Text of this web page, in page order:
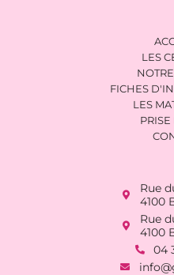
LES
FICHES
LES
Rue
4100
Rue
4100
04